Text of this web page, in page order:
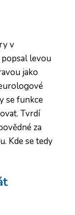
v
levou
jako
se funkce
Tvrdí
za
Kde se tedy